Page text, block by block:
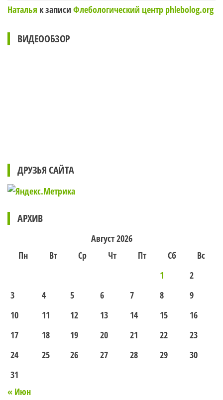
Наталья к записи Флебологический центр phlebolog.org
ВИДЕООБЗОР
ДРУЗЬЯ САЙТА
АРХИВ
Август 2026
Пн
Вт Ср Чт Пт Сб
Вс
1
2
3
4 5 6 7 8
9
10
11 12 13 14 15
16
17
18 19 20 21 22
23
24
25 26 27 28 29
30
31
« Июн